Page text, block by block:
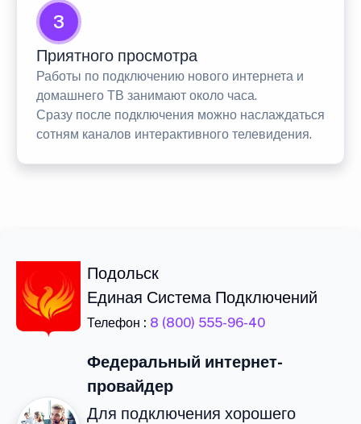
3
Приятного просмотра
Работы по подключению нового интернета и
домашнего ТВ занимают около часа.
Сразу после подключения можно наслаждаться
сотням каналов интерактивного телевидения.
Подольск
Единая Система Подключений
Телефон : 8 (800) 555-96-40
Федеральный интернет-
провайдер
Для подключения хорошего